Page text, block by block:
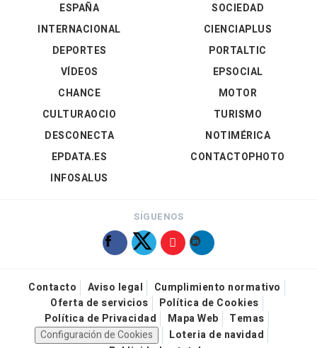
ESPAÑA
INTERNACIONAL
DEPORTES
VÍDEOS
SOCIEDAD
CIENCIAPLUS
PORTALTIC
EPSOCIAL
CHANCE
CULTURAOCIO
DESCONECTA
EPDATA.ES
INFOSALUS
MOTOR
TURISMO
NOTIMÉRICA
CONTACTOPHOTO
SÍGUENOS
Contacto Aviso legal
Cumplimiento normativo
Oferta de servicios
Política de Cookies
Política de Privacidad
Mapa Web
Temas
Configuración de Cookies
Loteria de navidad